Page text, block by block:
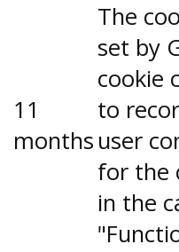
11
months
The
set by
cookie
to
user
for the
in the